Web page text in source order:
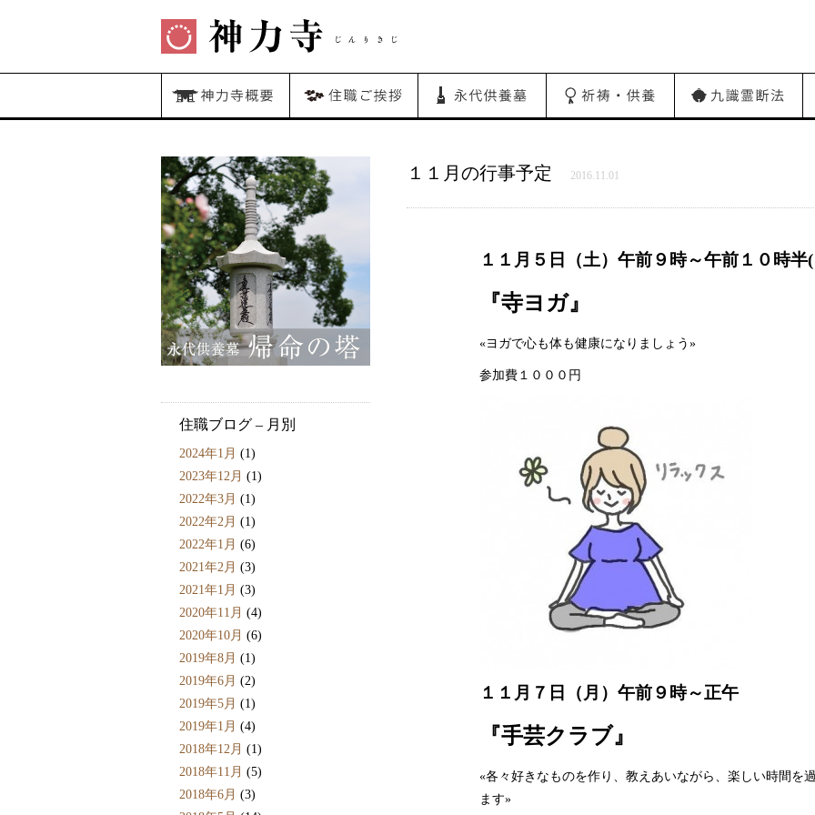
住職ブログ – 月別
2024年1月 (1)
2023年12月 (1)
2022年3月 (1)
2022年2月 (1)
2022年1月 (6)
2021年2月 (3)
2021年1月 (3)
2020年11月 (4)
2020年10月 (6)
2019年8月 (1)
2019年6月 (2)
2019年5月 (1)
2019年1月 (4)
2018年12月 (1)
2018年11月 (5)
2018年6月 (3)
１１月の行事予定 2016.11.01
１１月５日（土）午前９時～午前１０時半(
『寺ヨガ』
«ヨガで心も体も健康になりましょう»
参加費１０００円
１１月７日（月）午前９時～正午
『手芸クラブ』
«各々好きなものを作り、教えあいながら、楽しい時間を
ます»